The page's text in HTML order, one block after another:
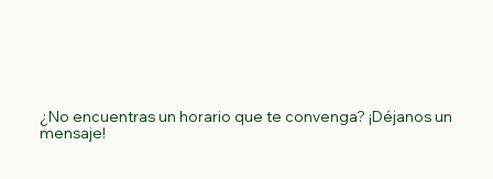
¿No encuentras un horario que te convenga? ¡Déjanos un
mensaje!